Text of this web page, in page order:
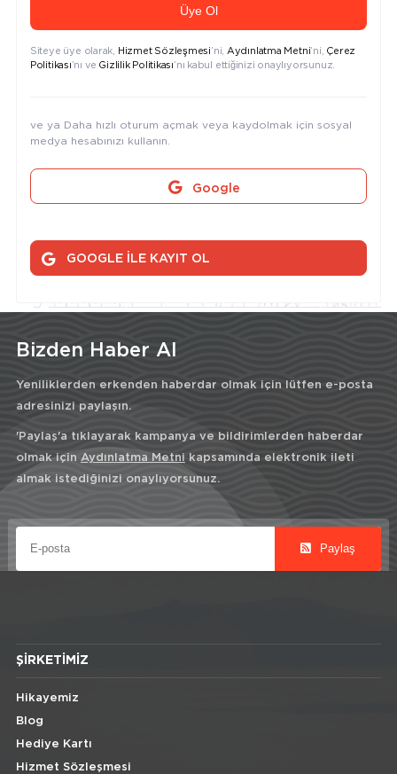
Üye Ol
Siteye üye olarak, Hizmet Sözleşmesi’ni, Aydınlatma Metni’ni, Çerez
Politikası’nı ve Gizlilik Politikası’nı kabul ettiğinizi onaylıyorsunuz.
ve ya Daha hızlı oturum açmak veya kaydolmak için sosyal
medya hesabınızı kullanın.
Google
GOOGLE İLE KAYIT OL
Bizden Haber Al
Yeniliklerden erkenden haberdar olmak için lütfen e-posta
adresinizi paylaşın.
'Paylaş'a tıklayarak kampanya ve bildirimlerden haberdar
olmak için Aydınlatma Metni kapsamında elektronik ileti
almak istediğinizi onaylıyorsunuz.
Paylaş
ŞIRKETIMIZ
Hikayemiz
Blog
Hediye Kartı
Hizmet Sözleşmesi